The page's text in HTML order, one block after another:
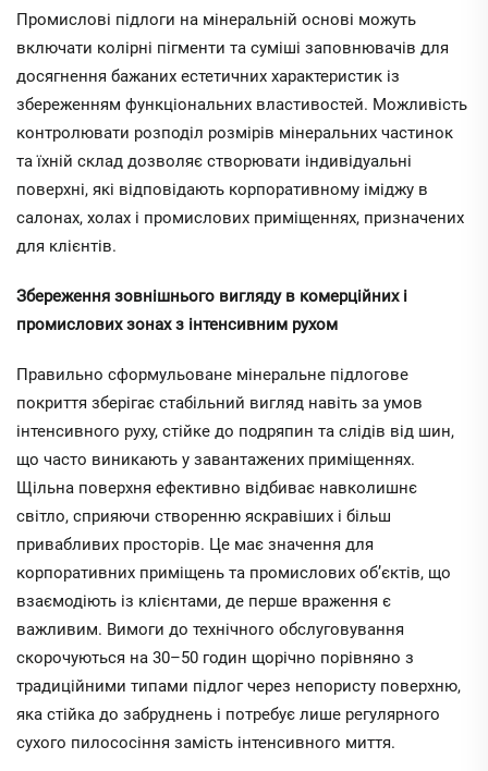
Промислові підлоги на мінеральній основі можуть
включати колірні пігменти та суміші заповнювачів для
досягнення бажаних естетичних характеристик із
збереженням функціональних властивостей. Можливість
контролювати розподіл розмірів мінеральних частинок
та їхній склад дозволяє створювати індивідуальні
поверхні, які відповідають корпоративному іміджу в
салонах, холах і промислових приміщеннях, призначених
для клієнтів.
Збереження зовнішнього вигляду в комерційних і
промислових зонах з інтенсивним рухом
Правильно сформульоване мінеральне підлогове
покриття зберігає стабільний вигляд навіть за умов
інтенсивного руху, стійке до подряпин та слідів від шин,
що часто виникають у завантажених приміщеннях.
Щільна поверхня ефективно відбиває навколишнє
світло, сприяючи створенню яскравіших і більш
привабливих просторів. Це має значення для
корпоративних приміщень та промислових об’єктів, що
взаємодіють із клієнтами, де перше враження є
важливим. Вимоги до технічного обслуговування
скорочуються на 30–50 годин щорічно порівняно з
традиційними типами підлог через непористу поверхню,
яка стійка до забруднень і потребує лише регулярного
сухого пилососіння замість інтенсивного миття.